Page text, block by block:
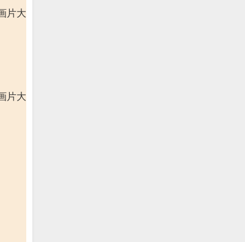
片大
片大